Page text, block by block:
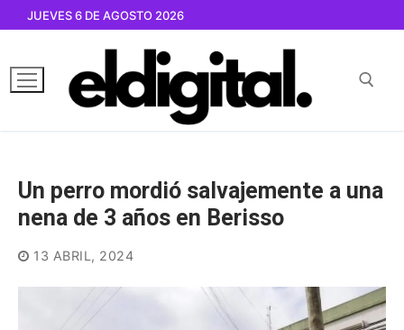
contenido
JUEVES 6 DE AGOSTO 2026
Un perro mordió salvajemente a una
nena de 3 años en Berisso
13 ABRIL, 2024